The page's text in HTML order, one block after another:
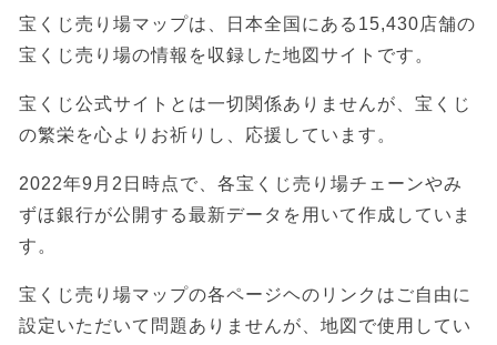
宝くじ売り場マップは、日本全国にある15,430店舗の
宝くじ売り場の情報を収録した地図サイトです。
宝くじ公式サイトとは一切関係ありませんが、宝くじ
の繁栄を心よりお祈りし、応援しています。
2022年9月2日時点で、各宝くじ売り場チェーンやみ
ずほ銀行が公開する最新データを用いて作成していま
す。
宝くじ売り場マップの各ページヘのリンクはご自由に
設定いただいて問題ありませんが、地図で使用してい